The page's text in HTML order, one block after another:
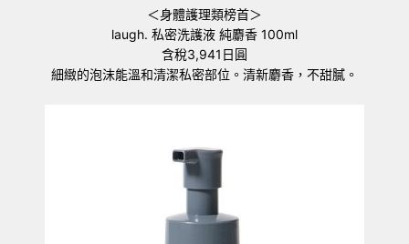
＜身體護理類榜首＞
laugh. 私密洗護液 純麝香 100ml
含稅3,941日圓
細緻的泡沫能溫和清潔私密部位。清新麝香，不甜膩。